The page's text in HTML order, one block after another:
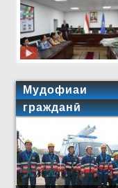
Мудофиаи
гражданӣ